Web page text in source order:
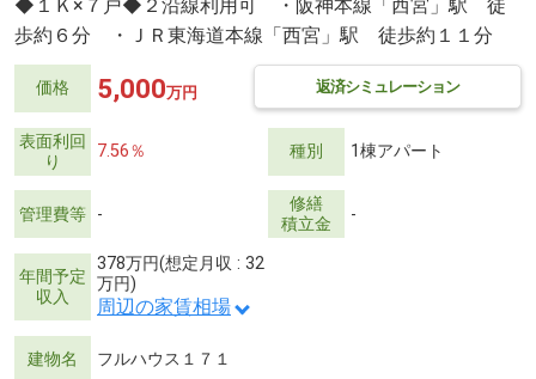
◆１Ｋ×７戸◆２沿線利用可 ・阪神本線「西宮」駅 徒
歩約６分 ・ＪＲ東海道本線「西宮」駅 徒歩約１１分
価格 返済シミュレーション
5,000万円
表面利回
り
7.56％ 種別 1棟アパート
管理費等 -
修繕
積立金
-
年間予定
収入
378万円(想定月収 : 32
万円)
周辺の家賃相場
建物名 フルハウス１７１